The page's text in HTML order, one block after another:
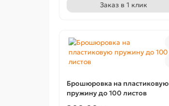
Заказ в 1 клик
Брошюровка на пластиковую
пружину до 100 листов